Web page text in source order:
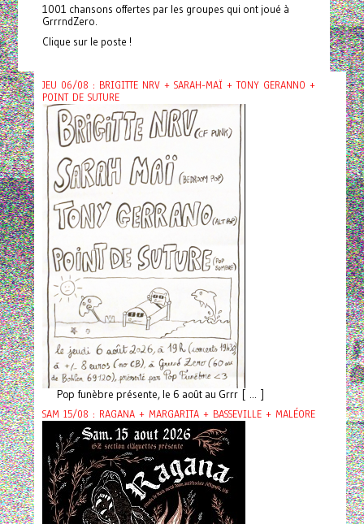
1001 chansons offertes par les groupes qui ont joué à
GrrrndZero.
Clique sur le poste !
JEU 06/08 : BRIGITTE NRV + SARAH-MAÏ + TONY GERANNO +
POINT DE SUTURE
Pop funèbre présente, le 6 août au Grrr [ ... ]
SAM 15/08 : RAGANA + MARGARITA + BASSEVILLE + MALÉORE